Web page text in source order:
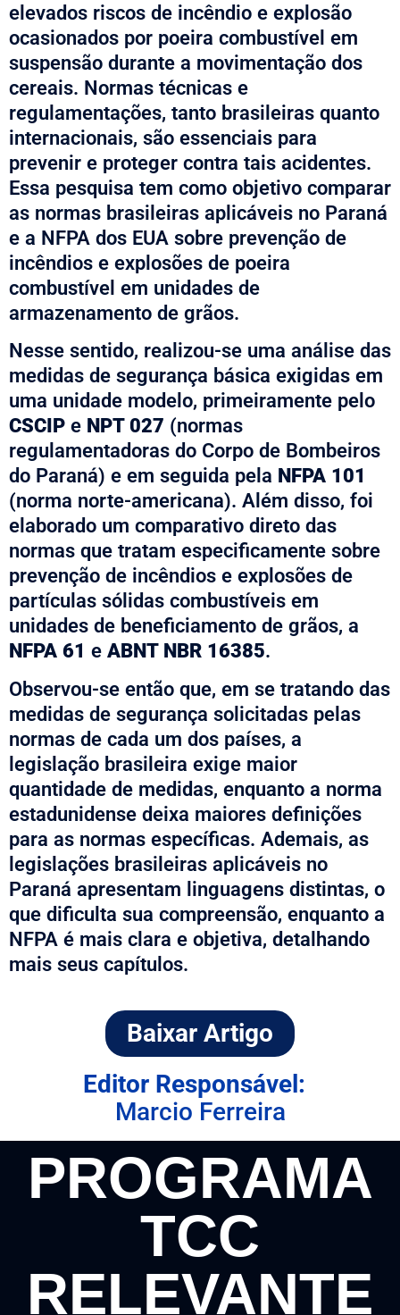
elevados riscos de incêndio e explosão
ocasionados por poeira combustível em
suspensão durante a movimentação dos
cereais. Normas técnicas e
regulamentações, tanto brasileiras quanto
internacionais, são essenciais para
prevenir e proteger contra tais acidentes.
Essa pesquisa tem como objetivo comparar
as normas brasileiras aplicáveis no Paraná
e a NFPA dos EUA sobre prevenção de
incêndios e explosões de poeira
combustível em unidades de
armazenamento de grãos.
Nesse sentido, realizou-se uma análise das
medidas de segurança básica exigidas em
uma unidade modelo, primeiramente pelo
CSCIP e NPT 027 (normas
regulamentadoras do Corpo de Bombeiros
do Paraná) e em seguida pela NFPA 101
(norma norte-americana). Além disso, foi
elaborado um comparativo direto das
normas que tratam especificamente sobre
prevenção de incêndios e explosões de
partículas sólidas combustíveis em
unidades de beneficiamento de grãos, a
NFPA 61 e ABNT NBR 16385.
Observou-se então que, em se tratando das
medidas de segurança solicitadas pelas
normas de cada um dos países, a
legislação brasileira exige maior
quantidade de medidas, enquanto a norma
estadunidense deixa maiores definições
para as normas específicas. Ademais, as
legislações brasileiras aplicáveis no
Paraná apresentam linguagens distintas, o
que dificulta sua compreensão, enquanto a
NFPA é mais clara e objetiva, detalhando
mais seus capítulos.
Baixar Artigo
Editor Responsável:
Marcio Ferreira
PROGRAMA
TCC